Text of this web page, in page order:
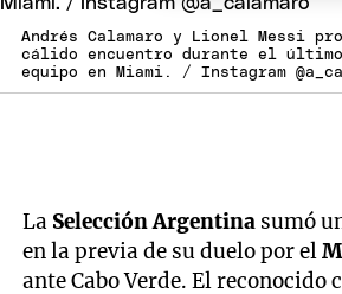
Andrés Calamaro y Lionel Messi
cálido encuentro durante el
equipo en Miami. / Instagram
La Selección Argentina sumó
en la previa de su duelo por el
ante Cabo Verde. El reconocido